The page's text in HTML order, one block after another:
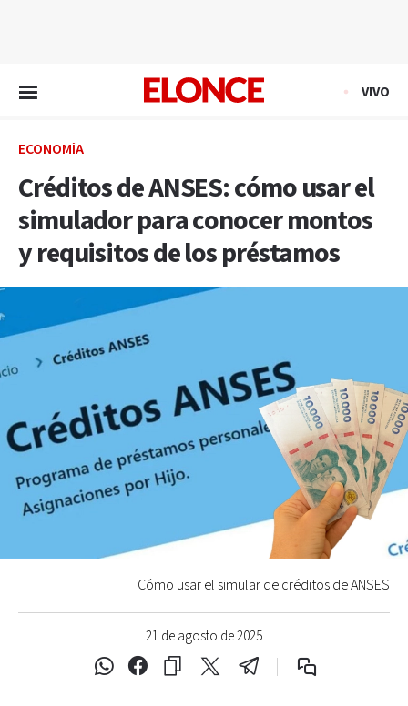
VIVO
ECONOMÍA
Créditos de ANSES: cómo usar el
simulador para conocer montos
y requisitos de los préstamos
21 de agosto de 2025
Cómo usar el simular de créditos de ANSES